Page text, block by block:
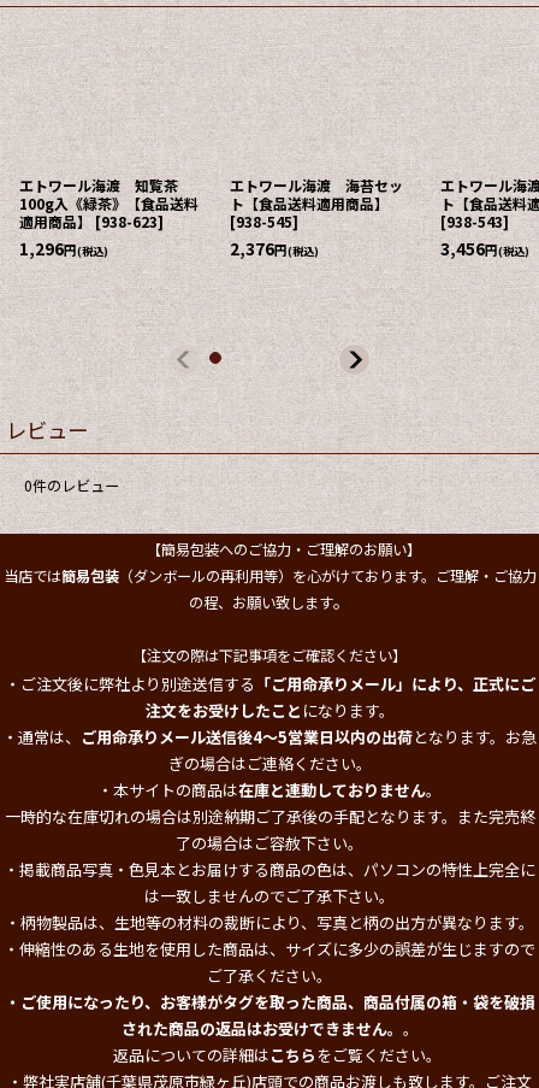
エトワール海渡 知覧茶
100g入《緑茶》【食品送料
適用商品】 [938-623]
1,296円(税込)
エトワール海渡 海苔セッ
ト【食品送料適用商品】
[938-545]
2,376円(税込)
エトワール海
ト【食品送料
[938-543]
3,456円(税込)
レビュー
0件のレビュー
【簡易包装へのご協力・ご理解のお願い】
当店では簡易包装（ダンボールの再利用等）を心がけております。ご理解・ご協力
の程、お願い致します。
【注文の際は下記事項をご確認ください】
・ご注文後に弊社より別途送信する 「ご用命承りメール」により、正式にご
注文をお受けしたこと になります。
・通常は、 ご用命承りメール送信後4～5営業日以内の出荷となります。お急
ぎの場合はご連絡ください。
・本サイトの商品は在庫と連動しておりません。
一時的な在庫切れの場合は別途納期ご了承後の手配となります。また完売終
了の場合はご容赦下さい。
・掲載商品写真・色見本とお届けする商品の色は、パソコンの特性上完全に
は一致しませんのでご了承下さい。
・柄物製品は、生地等の材料の裁断により、写真と柄の出方が異なります。
・伸縮性のある生地を使用した商品は、サイズに多少の誤差が生じますので
ご了承ください。
・ご使用になったり、お客様がタグを取った商品、商品付属の箱・袋を破損
された商品の返品はお受けできません。 。
返品についての詳細はこちらをご覧ください。
・弊社実店舗(千葉県茂原市緑ヶ丘)店頭での商品お渡しも致します。ご注文